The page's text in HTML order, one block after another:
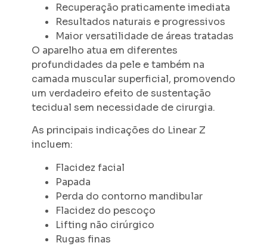
Recuperação praticamente imediata
Resultados naturais e progressivos
Maior versatilidade de áreas tratadas
O aparelho atua em diferentes
profundidades da pele e também na
camada muscular superficial, promovendo
um verdadeiro efeito de sustentação
tecidual sem necessidade de cirurgia.
As principais indicações do Linear Z
incluem:
Flacidez facial
Papada
Perda do contorno mandibular
Flacidez do pescoço
Lifting não cirúrgico
Rugas finas